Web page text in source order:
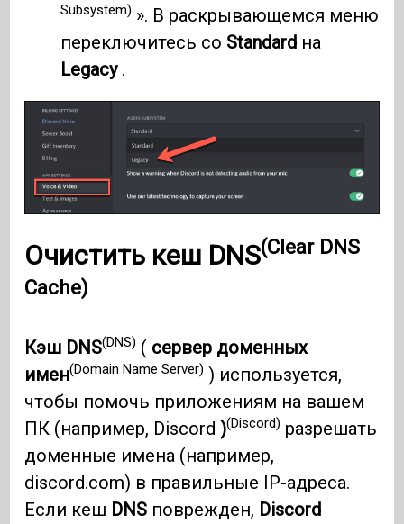
Subsystem) ». В раскрывающемся меню
переключитесь со Standard на
Legacy.
Очистить кеш DNS(Clear DNS
Cache)
Кэш DNS(DNS) ( сервер доменных
имен(Domain Name Server) ) используется,
чтобы помочь приложениям на вашем
ПК (например, Discord)(Discord) разрешать
доменные имена (например,
discord.com) в правильные IP-адреса.
Если кеш DNS поврежден, Discord